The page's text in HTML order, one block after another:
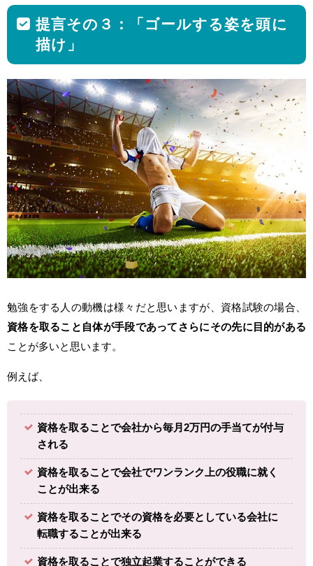
提言その３：「ゴールする姿を頭に
描け」
勉強をする人の動機は様々だと思いますが、資格試験の場合、
資格を取ること自体が手段であってさらにその先に目的がある
ことが多いと思います。
例えば、
資格を取ることで会社から毎月2万円の手当てが付与
される
資格を取ることで会社でワンランク上の役職に就く
ことが出来る
資格を取ることでその資格を必要としている会社に
転職することが出来る
資格を取ることで独立起業することができる